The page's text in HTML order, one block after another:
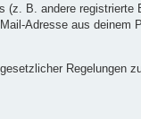
B. andere registrierte
Adresse aus deinem
Regelungen